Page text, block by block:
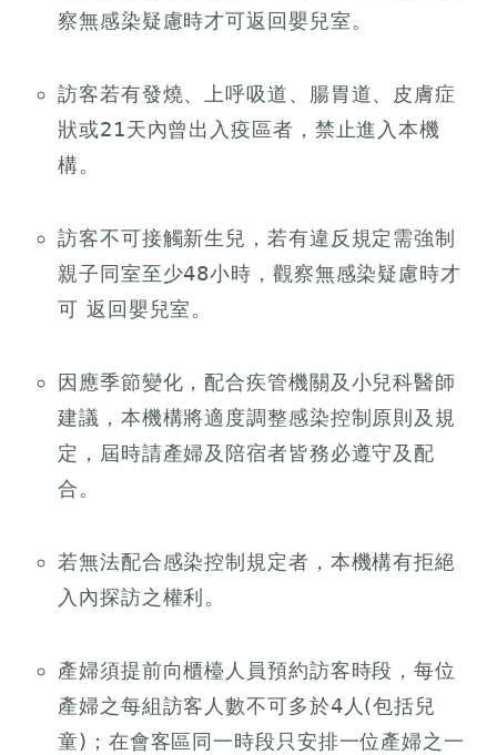
察無感染疑慮時才可返回嬰兒室。
訪客若有發燒、上呼吸道、腸胃道、皮膚症
狀或21天內曾出入疫區者，禁止進入本機
構。
訪客不可接觸新生兒，若有違反規定需強制
親子同室至少48小時，觀察無感染疑慮時才
可 返回嬰兒室。
因應季節變化，配合疾管機關及小兒科醫師
建議，本機構將適度調整感染控制原則及規
定，屆時請產婦及陪宿者皆務必遵守及配
合。
若無法配合感染控制規定者，本機構有拒絕
入內探訪之權利。
產婦須提前向櫃檯人員預約訪客時段，每位
產婦之每組訪客人數不可多於4人(包括兒
童)；在會客區同一時段只安排一位產婦之一